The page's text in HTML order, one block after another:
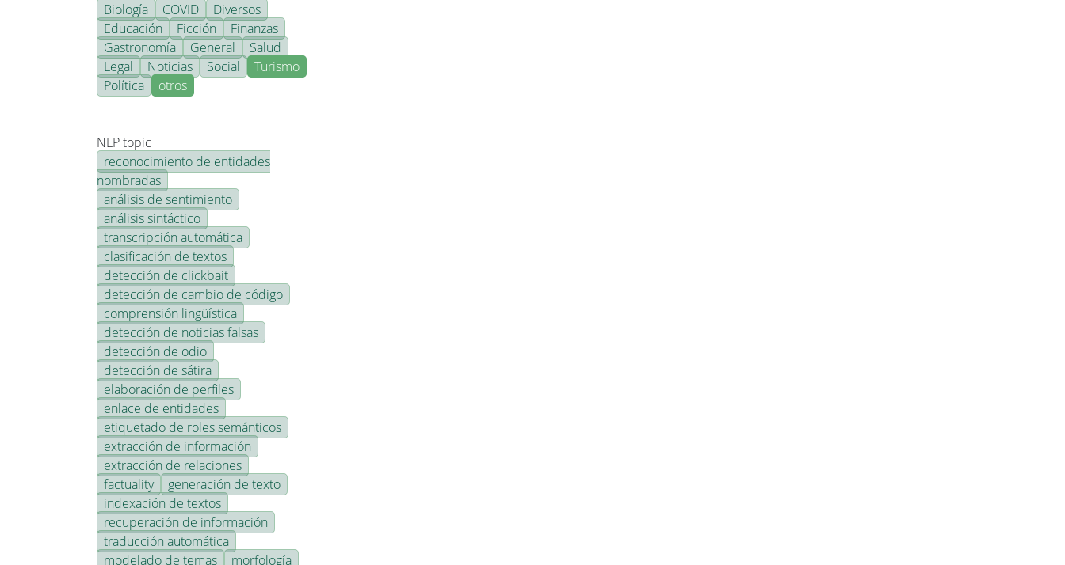
Biología
COVID
Diversos
Educación
Ficción
Finanzas
Gastronomía
General
Salud
Legal
Noticias Social
Turismo
Política
otros
NLP topic
reconocimiento de entidades
nombradas
análisis de sentimiento
análisis sintáctico
transcripción automática
clasificación de textos
detección de clickbait
detección de cambio de código
comprensión lingüística
detección de noticias falsas
detección de odio
detección de sátira
elaboración de perfiles
enlace de entidades
etiquetado de roles semánticos
extracción de información
extracción de relaciones
factuality
generación de texto
indexación de textos
recuperación de información
traducción automática
modelado de temas
morfología